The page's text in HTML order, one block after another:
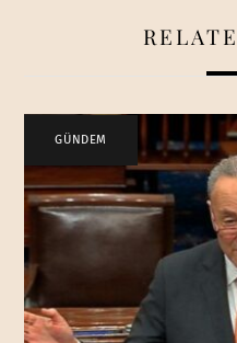
GÜNDEM